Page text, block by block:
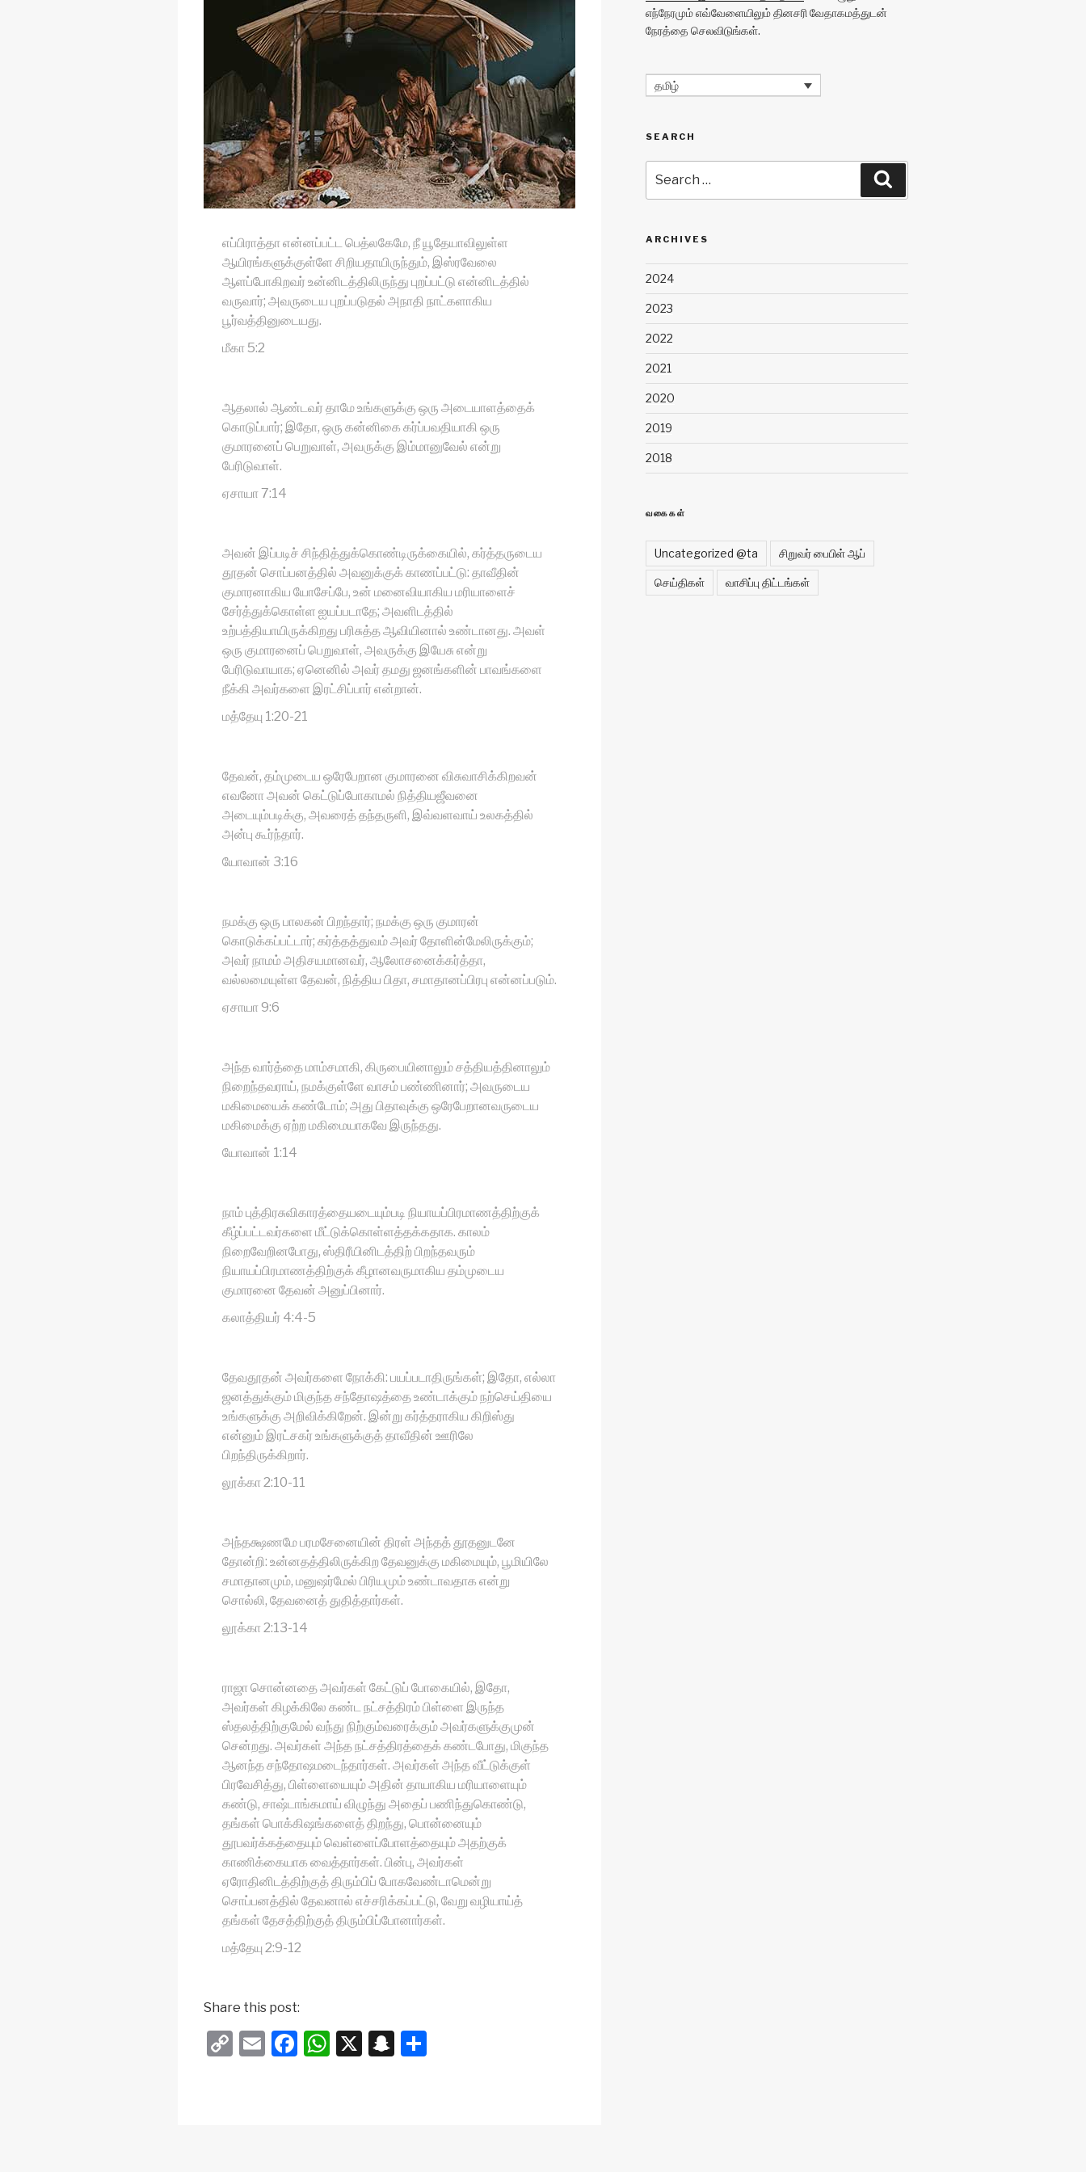
எப்பிராத்தா என்னப்பட்ட பெத்லகேமே, நீ யூதேயாவிலுள்ள
ஆயிரங்களுக்குள்ளே சிறியதாயிருந்தும், இஸ்ரவேலை
ஆளப்போகிறவர் உன்னிடத்திலிருந்து புறப்பட்டு என்னிடத்தில்
வருவார்; அவருடைய புறப்படுதல் அநாதி நாட்களாகிய
பூர்வத்தினுடையது.
மீகா 5:2
ஆதலால் ஆண்டவர் தாமே உங்களுக்கு ஒரு அடையாளத்தைக்
கொடுப்பார்; இதோ, ஒரு கன்னிகை கர்ப்பவதியாகி ஒரு
குமாரனைப் பெறுவாள், அவருக்கு இம்மானுவேல் என்று
பேரிடுவாள்.
ஏசாயா 7:14
அவன் இப்படிச் சிந்தித்துக்கொண்டிருக்கையில், கர்த்தருடைய
தூதன் சொப்பனத்தில் அவனுக்குக் காணப்பட்டு: தாவீதின்
குமாரனாகிய யோசேப்பே, உன் மனைவியாகிய மரியாளைச்
சேர்த்துக்கொள்ள ஐயப்படாதே; அவளிடத்தில்
உற்பத்தியாயிருக்கிறது பரிசுத்த ஆவியினால் உண்டானது. அவள்
ஒரு குமாரனைப் பெறுவாள், அவருக்கு இயேசு என்று
பேரிடுவாயாக; ஏனெனில் அவர் தமது ஜனங்களின் பாவங்களை
நீக்கி அவர்களை இரட்சிப்பார் என்றான்.
மத்தேயு 1:20-21
தேவன், தம்முடைய ஒரேபேறான குமாரனை விசுவாசிக்கிறவன்
எவனோ அவன் கெட்டுப்போகாமல் நித்தியஜீவனை
அடையும்படிக்கு, அவரைத் தந்தருளி, இவ்வளவாய் உலகத்தில்
அன்பு கூர்ந்தார்.
யோவான் 3:16
நமக்கு ஒரு பாலகன் பிறந்தார்; நமக்கு ஒரு குமாரன்
கொடுக்கப்பட்டார்; கர்த்தத்துவம் அவர் தோளின்மேலிருக்கும்;
அவர் நாமம் அதிசயமானவர், ஆலோசனைக்கர்த்தா,
வல்லமையுள்ள தேவன், நித்திய பிதா, சமாதானப்பிரபு என்னப்படும்.
ஏசாயா 9:6
அந்த வார்த்தை மாம்சமாகி, கிருபையினாலும் சத்தியத்தினாலும்
நிறைந்தவராய், நமக்குள்ளே வாசம் பண்ணினார்; அவருடைய
மகிமையைக் கண்டோம்; அது பிதாவுக்கு ஒரேபேறானவருடைய
மகிமைக்கு ஏற்ற மகிமையாகவே இருந்தது.
யோவான் 1:14
நாம் புத்திரசுவிகாரத்தையடையும்படி நியாயப்பிரமாணத்திற்குக்
கீழ்ப்பட்டவர்களை மீட்டுக்கொள்ளத்தக்கதாக. காலம்
நிறைவேறினபோது, ஸ்திரீயினிடத்திற் பிறந்தவரும்
நியாயப்பிரமாணத்திற்குக் கீழானவருமாகிய தம்முடைய
குமாரனை தேவன் அனுப்பினார்.
கலாத்தியர் 4:4-5
தேவதூதன் அவர்களை நோக்கி: பயப்படாதிருங்கள்; இதோ, எல்லா
ஜனத்துக்கும் மிகுந்த சந்தோஷத்தை உண்டாக்கும் நற்செய்தியை
உங்களுக்கு அறிவிக்கிறேன். இன்று கர்த்தராகிய கிறிஸ்து
என்னும் இரட்சகர் உங்களுக்குத் தாவீதின் ஊரிலே
பிறந்திருக்கிறார்.
லூக்கா 2:10-11
அந்தக்ஷணமே பரமசேனையின் திரள் அந்தத் தூதனுடனே
தோன்றி: உன்னதத்திலிருக்கிற தேவனுக்கு மகிமையும், பூமியிலே
சமாதானமும், மனுஷர்மேல் பிரியமும் உண்டாவதாக என்று
சொல்லி, தேவனைத் துதித்தார்கள்.
லூக்கா 2:13-14
ராஜா சொன்னதை அவர்கள் கேட்டுப் போகையில், இதோ,
அவர்கள் கிழக்கிலே கண்ட நட்சத்திரம் பிள்ளை இருந்த
ஸ்தலத்திற்குமேல் வந்து நிற்கும்வரைக்கும் அவர்களுக்குமுன்
சென்றது. அவர்கள் அந்த நட்சத்திரத்தைக் கண்டபோது, மிகுந்த
ஆனந்த சந்தோஷமடைந்தார்கள். அவர்கள் அந்த வீட்டுக்குள்
பிரவேசித்து, பிள்ளையையும் அதின் தாயாகிய மரியாளையும்
கண்டு, சாஷ்டாங்கமாய் விழுந்து அதைப் பணிந்துகொண்டு,
தங்கள் பொக்கிஷங்களைத் திறந்து, பொன்னையும்
தூபவர்க்கத்தையும் வெள்ளைப்போளத்தையும் அதற்குக்
காணிக்கையாக வைத்தார்கள். பின்பு, அவர்கள்
ஏரோதினிடத்திற்குத் திரும்பிப் போகவேண்டாமென்று
சொப்பனத்தில் தேவனால் எச்சரிக்கப்பட்டு, வேறு வழியாய்த்
தங்கள் தேசத்திற்குத் திரும்பிப்போனார்கள்.
மத்தேயு 2:9-12
Share this post:
C
E
F
W X
S
எந்நேரமும் எவ்வேளையிலும் தினசரி வேதாகமத்துடன்
நேரத்தை செலவிடுங்கள்.
தமிழ்
SEARCH
for:
ARCHIVES
2024
2023
2022
2021
2020
2019
2018
வகைகள்
Uncategorized @ta சிறுவர் பைபிள் ஆப்
செய்திகள் வாசிப்பு திட்டங்கள்